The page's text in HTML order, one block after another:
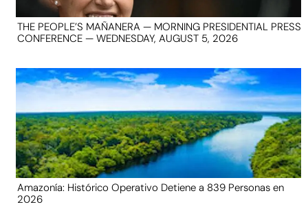
THE PEOPLE’S MAÑANERA — MORNING PRESIDENTIAL PRESS
CONFERENCE — WEDNESDAY, AUGUST 5, 2026
Amazonía: Histórico Operativo Detiene a 839 Personas en
2026